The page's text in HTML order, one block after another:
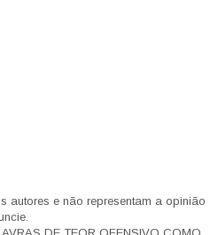
autores e não representam a opinião